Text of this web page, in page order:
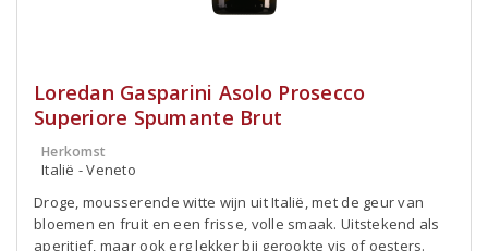
Loredan Gasparini Asolo Prosecco
Superiore Spumante Brut
Herkomst
Italië - Veneto
Droge, mousserende witte wijn uit Italië, met de geur van
bloemen en fruit en een frisse, volle smaak. Uitstekend als
aperitief, maar ook erg lekker bij gerookte vis of oesters.